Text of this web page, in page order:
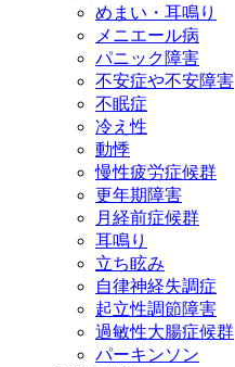
めまい・耳鳴り
メニエール病
パニック障害
不安症や不安障害
不眠症
冷え性
動悸
慢性疲労症候群
更年期障害
月経前症候群
耳鳴り
立ち眩み
自律神経失調症
起立性調節障害
過敏性大腸症候群
パーキンソン